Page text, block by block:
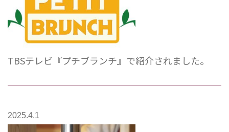
TBSテレビ『プチブランチ』で紹介されました。
2025.4.1